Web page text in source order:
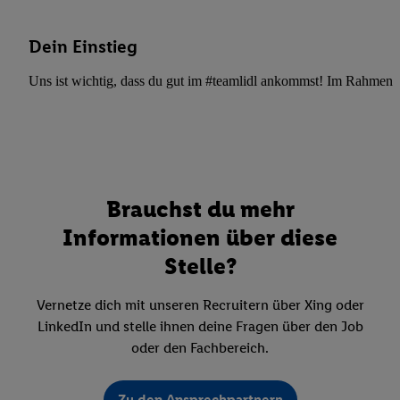
Dein Einstieg
Uns ist wichtig, dass du gut im #teamlidl ankommst! Im Rahmen
Brauchst du mehr
Informationen über diese
Stelle?
Vernetze dich mit unseren Recruitern über Xing oder
LinkedIn und stelle ihnen deine Fragen über den Job
oder den Fachbereich.